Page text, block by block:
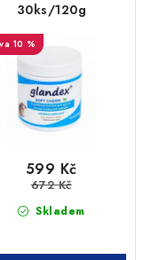
30ks/120g
10 %
Skladem
599 Kč
672 Kč